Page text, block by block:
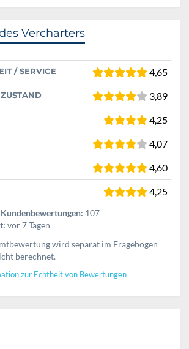
Vercharters
/ SERVICE 4,65
3,89
4,25
4,07
4,60
4,25
107
vor 7 Tagen
wird separat im Fragebogen
berechnet.
zur Echtheit von Bewertungen